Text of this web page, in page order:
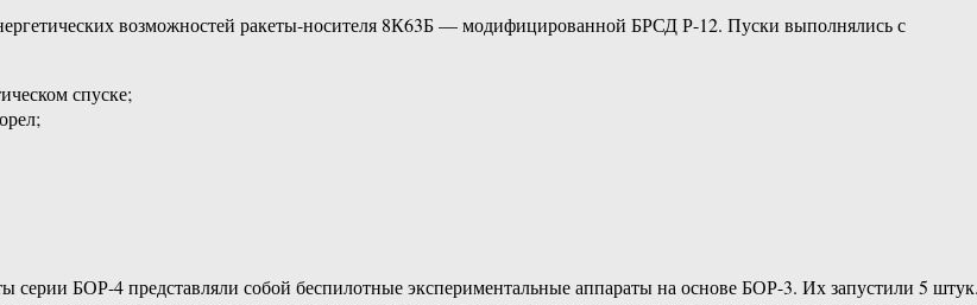
возможностей ракеты-носителя 8К63Б — модифицированной БРСД Р-12. Пуски выполнялись с
спуске;
БОР-4 представляли собой беспилотные экспериментальные аппараты на основе БОР-3. Их запустили 5